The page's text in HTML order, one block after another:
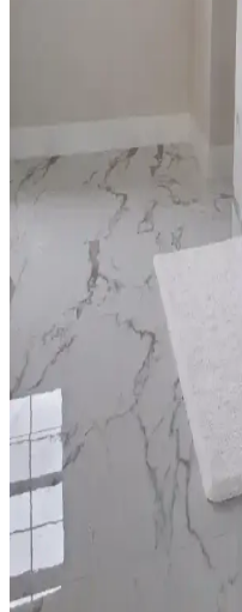
Düşük Tavanlı
Aydınlatma Yerleşim
Düşük tavanlı mutfaklarda
montaj, temizlik ve şarap
aydınlatma çözümleri sunar.
Sarı Mutfaklarda
Avantajları ve
Sarı mutfaklarda dolap rengi
kolaylığı ve estetik
kullanışlı, siyah dolaplar ise
renkleri ve aydınlatma da
Yatak Odası
Aksesuarlarla Denge
Yatak odası dekorasyonunda
aksesuar kullanımı ve
alan yaratmanın yolları ele
Banyo Paspası
Avantajları ve